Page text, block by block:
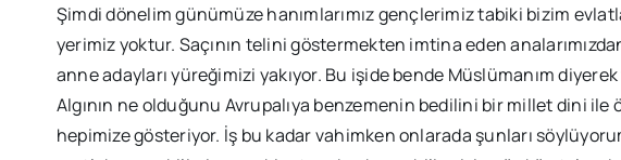
Şimdi dönelim günümüze hanımlarımız gençlerimiz tabiki bizim
yerimiz yoktur. Saçının telini göstermekten imtina eden
anne adayları yüreğimizi yakıyor. Bu işide bende Müslümanım
Algının ne olduğunu Avrupalıya benzemenin bedilini bir millet dini
hepimize gösteriyor. İş bu kadar vahimken onlarada şunları